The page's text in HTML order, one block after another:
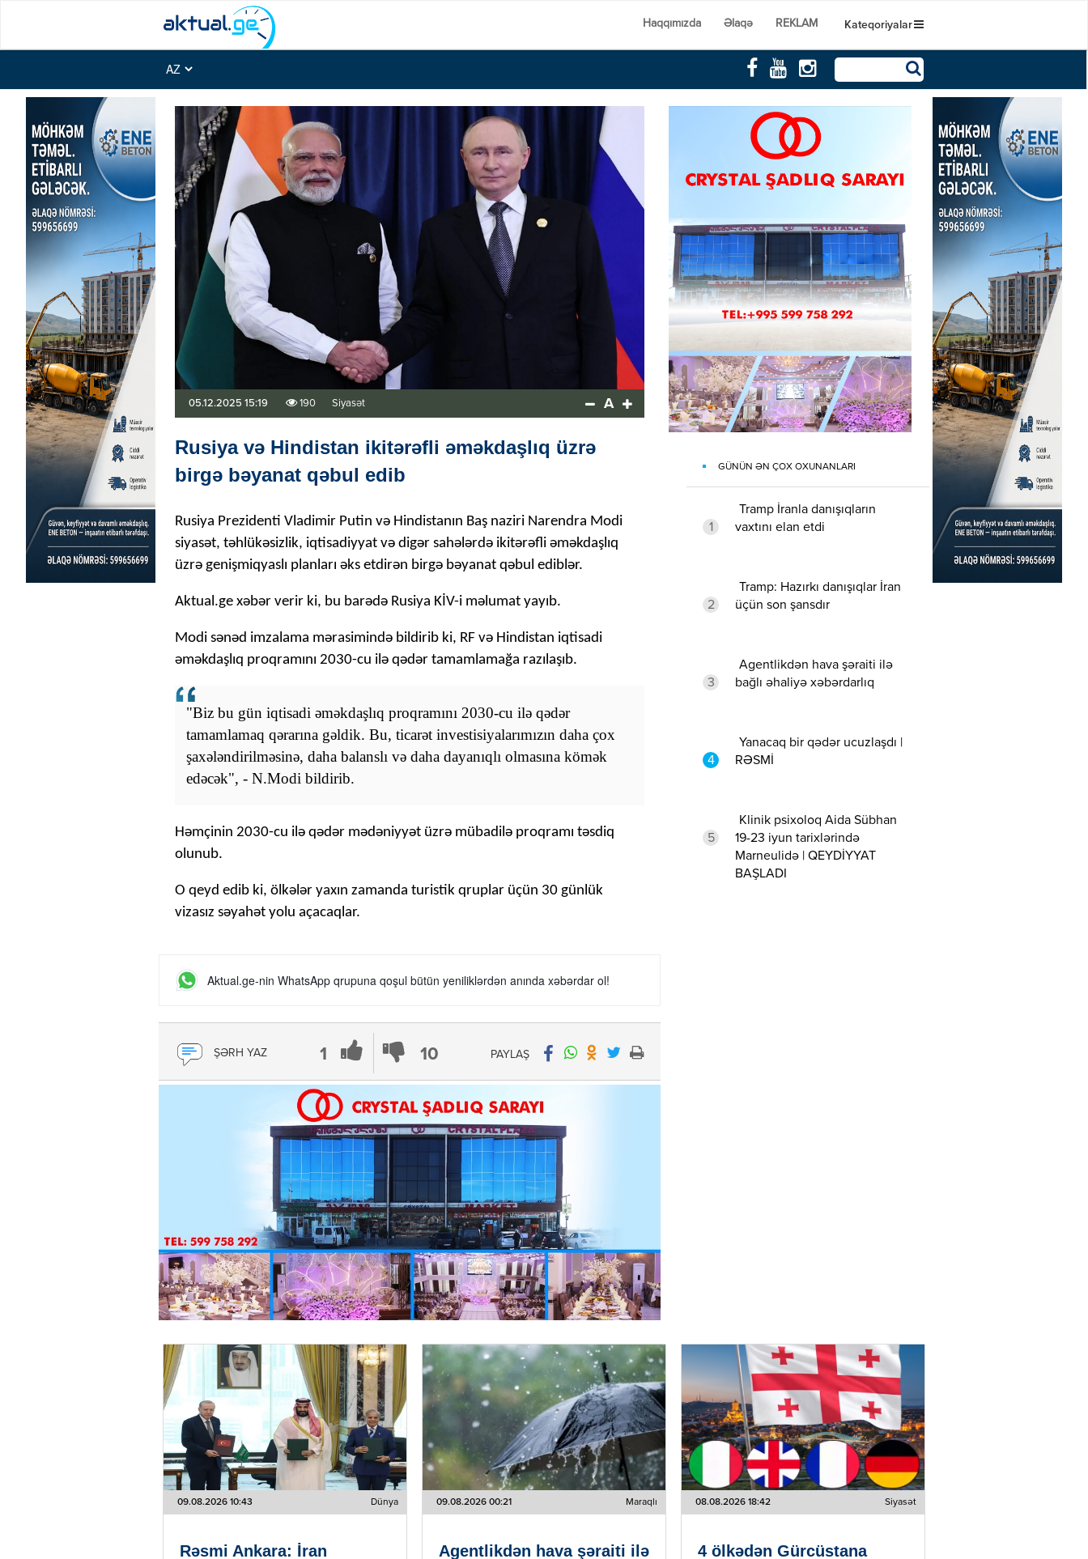
Haqqımızda Əlaqə REKLAM Kateqoriyalar
05.12.2025 15:19 190 Siyasət A
Rusiya və Hindistan ikitərəfli əməkdaşlıq üzrə
birgə bəyanat qəbul edib
Rusiya Prezidenti Vladimir Putin və Hindistanın Baş naziri Narendra Modi
siyasət, təhlükəsizlik, iqtisadiyyat və digər sahələrdə ikitərəfli əməkdaşlıq
üzrə genişmiqyaslı planları əks etdirən birgə bəyanat qəbul ediblər.
Aktual.ge xəbər verir ki, bu barədə Rusiya KİV-i məlumat yayıb.
Modi sənəd imzalama mərasimində bildirib ki, RF və Hindistan iqtisadi
əməkdaşlıq proqramını 2030-cu ilə qədər tamamlamağa razılaşıb.
"Biz bu gün iqtisadi əməkdaşlıq proqramını 2030-cu ilə qədər
tamamlamaq qərarına gəldik. Bu, ticarət investisiyalarımızın daha çox
şaxələndirilməsinə, daha balanslı və daha dayanıqlı olmasına kömək
edəcək", - N.Modi bildirib.
Həmçinin 2030-cu ilə qədər mədəniyyət üzrə mübadilə proqramı təsdiq
olunub.
O qeyd edib ki, ölkələr yaxın zamanda turistik qruplar üçün 30 günlük
vizasız səyahət yolu açacaqlar.
Aktual.ge-nin WhatsApp qrupuna qoşul bütün yeniliklərdən anında xəbərdar ol!
ŞƏRH YAZ 1 10 PAYLAŞ
GÜNÜN ƏN ÇOX OXUNANLARI
1
Tramp İranla danışıqların
vaxtını elan etdi
2
Tramp: Hazırkı danışıqlar İran
üçün son şansdır
3
Agentlikdən hava şəraiti ilə
bağlı əhaliyə xəbərdarlıq
4
Yanacaq bir qədər ucuzlaşdı |
RƏSMİ
5
Klinik psixoloq Aida Sübhan
19-23 iyun tarixlərində
Marneulidə | QEYDİYYAT
BAŞLADI
09.08.2026 10:43 Dünya
Rəsmi Ankara: İran
09.08.2026 00:21 Maraqlı
Agentlikdən hava şəraiti ilə
08.08.2026 18:42 Siyasət
4 ölkədən Gürcüstana